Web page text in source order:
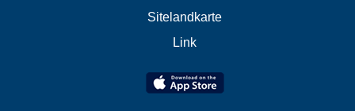
Sitelandkarte
Link